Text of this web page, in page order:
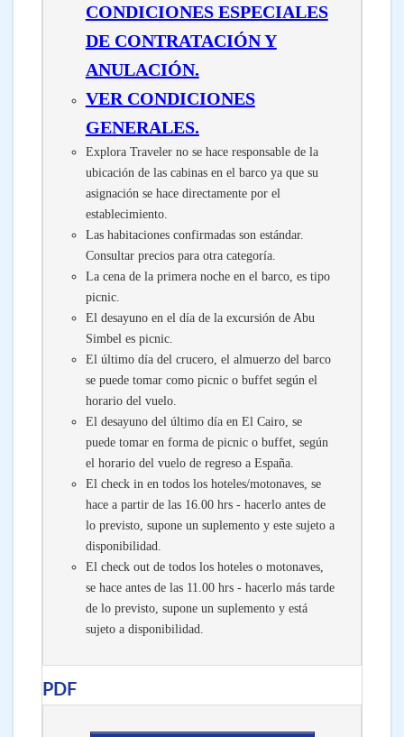
CONDICIONES ESPECIALES
DE CONTRATACIÓN Y
ANULACIÓN.
VER CONDICIONES
GENERALES.
Explora Traveler no se hace responsable de la
ubicación de las cabinas en el barco ya que su
asignación se hace directamente por el
establecimiento.
Las habitaciones confirmadas son estándar.
Consultar precios para otra categoría.
La cena de la primera noche en el barco, es tipo
picnic.
El desayuno en el día de la excursión de Abu
Simbel es picnic.
El último día del crucero, el almuerzo del barco
se puede tomar como picnic o buffet según el
horario del vuelo.
El desayuno del último día en El Cairo, se
puede tomar en forma de picnic o buffet, según
el horario del vuelo de regreso a España.
El check in en todos los hoteles/motonaves, se
hace a partir de las 16.00 hrs - hacerlo antes de
lo previsto, supone un suplemento y este sujeto a
disponibilidad.
El check out de todos los hoteles o motonaves,
se hace antes de las 11.00 hrs - hacerlo más tarde
de lo previsto, supone un suplemento y está
sujeto a disponibilidad.
PDF